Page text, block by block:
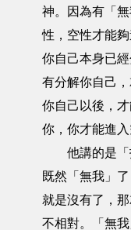
神。因為有「
性，空性才能
你自己本身已
有分解你自己
你自己以後，
你，你才能進入
他講的是「
既然「無我」
就是沒有了，
不相對。「無